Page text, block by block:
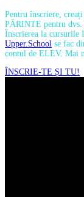
Pentru înscriere,
PĂRINTE pentru dvs.
Înscrierea la cursurile
Upper.School se fac
contul de ELEV. Mai
ÎNSCRIE-TE ȘI TU!